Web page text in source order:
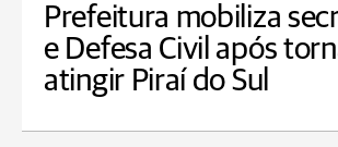
Prefeitura mobiliza
e Defesa Civil após
atingir Piraí do Sul